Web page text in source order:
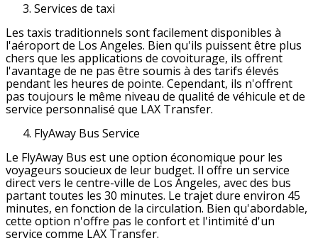
Services de taxi
Les taxis traditionnels sont facilement disponibles à
l'aéroport de Los Angeles. Bien qu'ils puissent être plus
chers que les applications de covoiturage, ils offrent
l'avantage de ne pas être soumis à des tarifs élevés
pendant les heures de pointe. Cependant, ils n'offrent
pas toujours le même niveau de qualité de véhicule et de
service personnalisé que LAX Transfer.
FlyAway Bus Service
Le FlyAway Bus est une option économique pour les
voyageurs soucieux de leur budget. Il offre un service
direct vers le centre-ville de Los Angeles, avec des bus
partant toutes les 30 minutes. Le trajet dure environ 45
minutes, en fonction de la circulation. Bien qu'abordable,
cette option n'offre pas le confort et l'intimité d'un
service comme LAX Transfer.